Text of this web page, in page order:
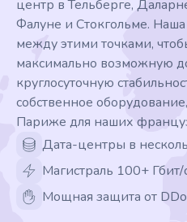
центр в Тельберге,
Фалуне и Стокгольме. Наша
между этими точками,
максимально возможную
круглосуточную
собственное
Париже для наших
Дата-центры в
Магистраль 100+ Гбит/
Мощная защита от